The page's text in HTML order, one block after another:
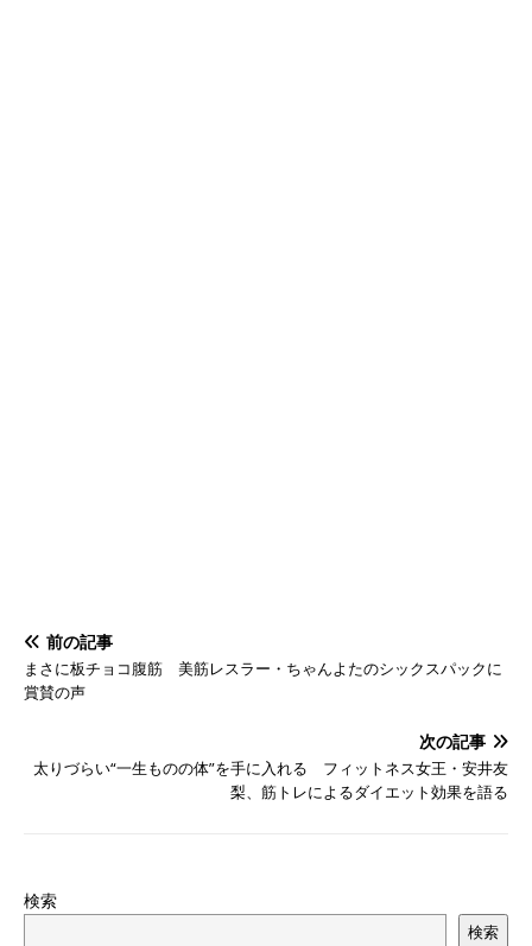
前の記事
まさに板チョコ腹筋 美筋レスラー・ちゃんよたのシックスパックに
賞賛の声
次の記事
太りづらい“一生ものの体”を手に入れる フィットネス女王・安井友
梨、筋トレによるダイエット効果を語る
検索
検索